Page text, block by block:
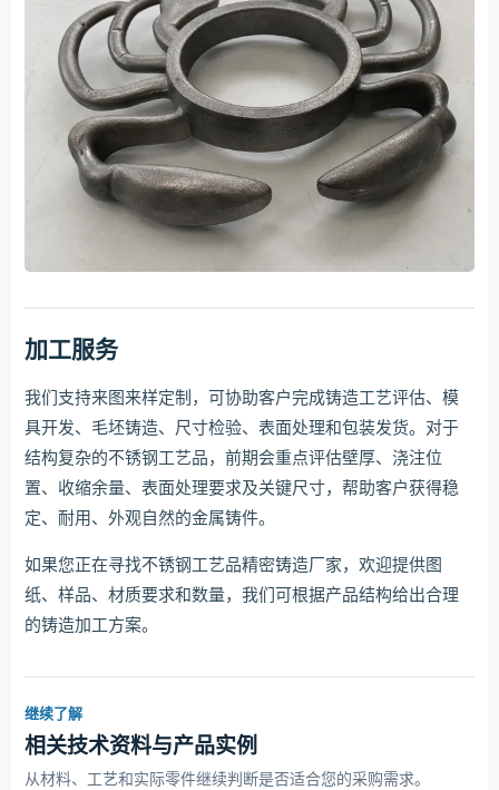
加工服务
我们支持来图来样定制，可协助客户完成铸造工艺评估、模
具开发、毛坯铸造、尺寸检验、表面处理和包装发货。对于
结构复杂的不锈钢工艺品，前期会重点评估壁厚、浇注位
置、收缩余量、表面处理要求及关键尺寸，帮助客户获得稳
定、耐用、外观自然的金属铸件。
如果您正在寻找不锈钢工艺品精密铸造厂家，欢迎提供图
纸、样品、材质要求和数量，我们可根据产品结构给出合理
的铸造加工方案。
继续了解
相关技术资料与产品实例
从材料、工艺和实际零件继续判断是否适合您的采购需求。